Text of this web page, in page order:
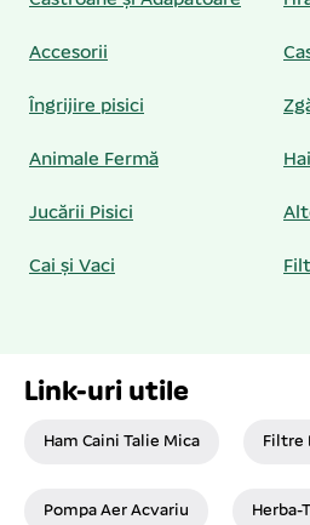
Accesorii
Îngrijire pisici
Animale Fermă
Jucării Pisici
Cai și Vaci
Link-uri utile
Ham Caini Talie Mica Filtre
Pompa Aer Acvariu Herba-